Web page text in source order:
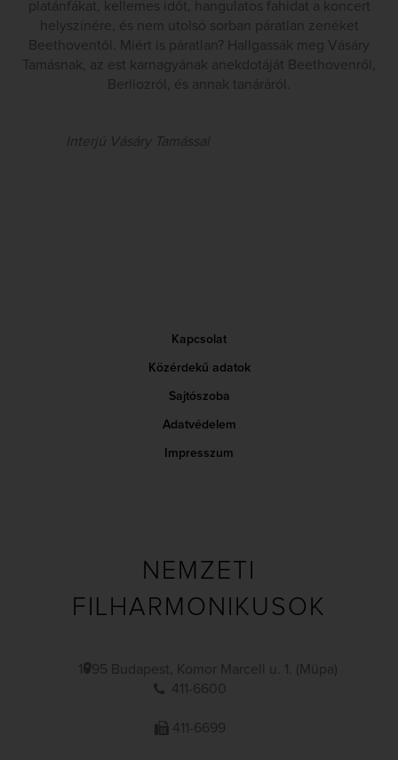
platánfákat, kellemes időt, hangulatos fahidat a koncert
helyszínére, és nem utolsó sorban páratlan zenéket
Beethoventől. Miért is páratlan? Hallgassák meg Vásáry
Tamásnak, az est karnagyának anekdotáját Beethovenről,
Berliozról, és annak tanáráról.
Interjú Vásáry Tamással
Kapcsolat
Közérdekű adatok
Sajtószoba
Adatvédelem
Impresszum
NEMZETI
FILHARMONIKUSOK
1095 Budapest, Komor Marcell u. 1. (Müpa)
411-6600
411-6699